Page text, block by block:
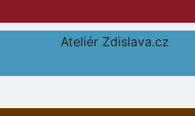
Ateliér Zdislava.cz